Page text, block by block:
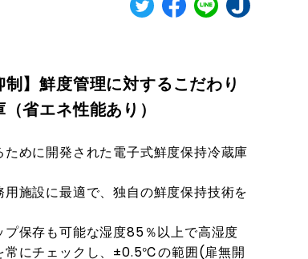
】鮮度管理に対するこだわり
省エネ性能あり）
めに開発された電子式鮮度保持冷蔵庫
施設に最適で、独自の鮮度保持技術を
保存も可能な湿度85％以上で高湿度
常にチェックし、±0.5℃の範囲(扉無開